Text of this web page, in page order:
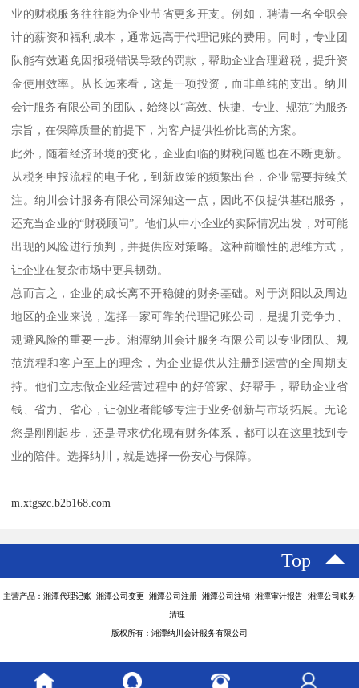
业的财税服务往往能为企业节省更多开支。例如，聘请一名全职会
计的薪资和福利成本，通常远高于代理记账的费用。同时，专业团
队能有效避免因报税错误导致的罚款，帮助企业合理避税，提升资
金使用效率。从长远来看，这是一项投资，而非单纯的支出。纳川
会计服务有限公司的团队，始终以“高效、快捷、专业、规范”为服务
宗旨，在保障质量的前提下，为客户提供性价比高的方案。
此外，随着经济环境的变化，企业面临的财税问题也在不断更新。
从税务申报流程的电子化，到新政策的频繁出台，企业需要持续关
注。纳川会计服务有限公司深知这一点，因此不仅提供基础服务，
还充当企业的“财税顾问”。他们从中小企业的实际情况出发，对可能
出现的风险进行预判，并提供应对策略。这种前瞻性的思维方式，
让企业在复杂市场中更具韧劲。
总而言之，企业的成长离不开稳健的财务基础。对于浏阳以及周边
地区的企业来说，选择一家可靠的代理记账公司，是提升竞争力、
规避风险的重要一步。湘潭纳川会计服务有限公司以专业团队、规
范流程和客户至上的理念，为企业提供从注册到运营的全周期支
持。他们立志做企业经营过程中的好管家、好帮手，帮助企业省
钱、省力、省心，让创业者能够专注于业务创新与市场拓展。无论
您是刚刚起步，还是寻求优化现有财务体系，都可以在这里找到专
业的陪伴。选择纳川，就是选择一份安心与保障。
m.xtgszc.b2b168.com
Top
主营产品：湘潭代理记账 湘潭公司变更 湘潭公司注册 湘潭公司注销 湘潭审计报告 湘潭公司账务
清理
版权所有：湘潭纳川会计服务有限公司